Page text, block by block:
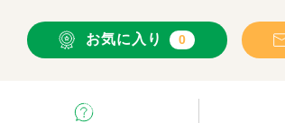
お気に入り 0